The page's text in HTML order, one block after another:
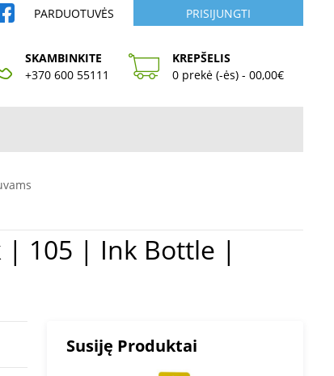
PARDUOTUVĖS PRISIJUNGTI
SKAMBINKITE
+370 600 55111
KREPŠELIS
0 prekė (-ės) - 00,00€
Susiję Produktai